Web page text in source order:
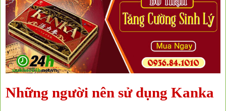
Những người nên sử dụng Kanka